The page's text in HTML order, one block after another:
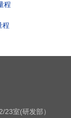
程
程
23室(研发部）